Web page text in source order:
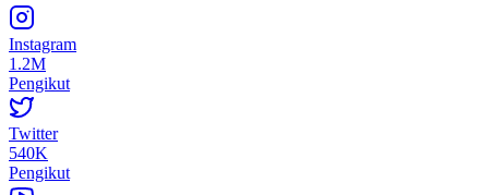
Instagram
1.2M
Pengikut
Twitter
540K
Pengikut